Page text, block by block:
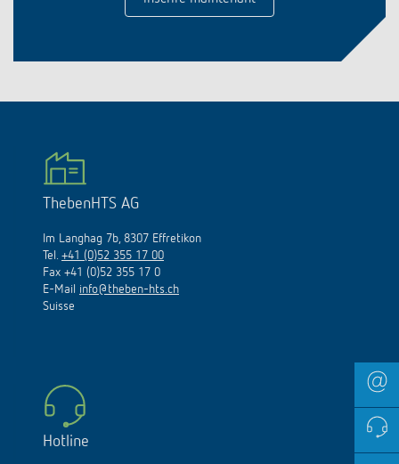
ThebenHTS AG
Im Langhag 7b, 8307 Effretikon
Tel. +41 (0)52 355 17 00
Fax +41 (0)52 355 17 0
E-Mail info@theben-hts.ch
Suisse
Hotline